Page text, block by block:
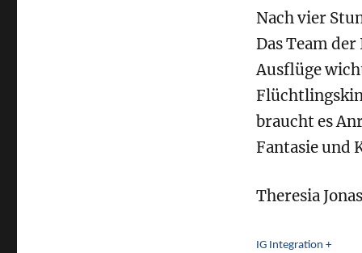
Nach vier
Das Team
Ausflüge
braucht es
Fantasie und
Theresia Jonas
IG Integration +